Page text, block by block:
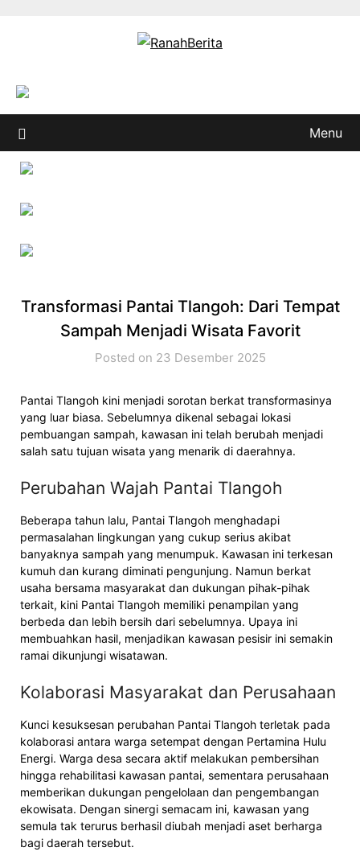
Menu
Transformasi Pantai Tlangoh: Dari Tempat
Sampah Menjadi Wisata Favorit
Posted on 23 Desember 2025
Pantai Tlangoh kini menjadi sorotan berkat transformasinya
yang luar biasa. Sebelumnya dikenal sebagai lokasi
pembuangan sampah, kawasan ini telah berubah menjadi
salah satu tujuan wisata yang menarik di daerahnya.
Perubahan Wajah Pantai Tlangoh
Beberapa tahun lalu, Pantai Tlangoh menghadapi
permasalahan lingkungan yang cukup serius akibat
banyaknya sampah yang menumpuk. Kawasan ini terkesan
kumuh dan kurang diminati pengunjung. Namun berkat
usaha bersama masyarakat dan dukungan pihak-pihak
terkait, kini Pantai Tlangoh memiliki penampilan yang
berbeda dan lebih bersih dari sebelumnya. Upaya ini
membuahkan hasil, menjadikan kawasan pesisir ini semakin
ramai dikunjungi wisatawan.
Kolaborasi Masyarakat dan Perusahaan
Kunci kesuksesan perubahan Pantai Tlangoh terletak pada
kolaborasi antara warga setempat dengan Pertamina Hulu
Energi. Warga desa secara aktif melakukan pembersihan
hingga rehabilitasi kawasan pantai, sementara perusahaan
memberikan dukungan pengelolaan dan pengembangan
ekowisata. Dengan sinergi semacam ini, kawasan yang
semula tak terurus berhasil diubah menjadi aset berharga
bagi daerah tersebut.